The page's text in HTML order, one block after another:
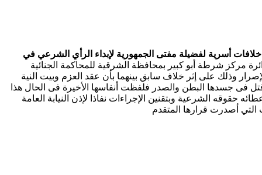
أسرية لفضيلة مفتى الجمهورية لإبداء الرأي الشرعي في
م س ب 45 سنة مقيم بجزيرة فاضل بدائرة مركز شرطة أبو كبير بمحافظة الشرقية للمحاكمة الجنائية
وذلك على إثر خلاف سابق بينهما بأن عقد العزم وبيت النية
فى جسدها البطن والصدر فلفظت أنفاسها الأخيرة فى الحال هذا
حقوقه الشرعية وبتقنين الإجراءات نفاذا لإذن النيابة العامة
التي أصدرت قرارها المتقدم